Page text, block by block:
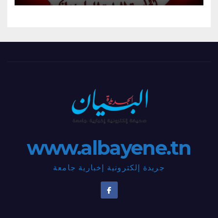
www.albayene.tn
جريدة إلكترونية إخبارية جامعة